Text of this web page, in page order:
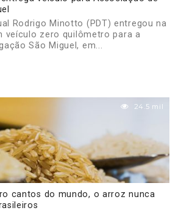
Rodrigo Minotto (PDT) entregou na
veículo zero quilômetro para a
São Miguel, em...
24.5 mil
cantos do mundo, o arroz nunca